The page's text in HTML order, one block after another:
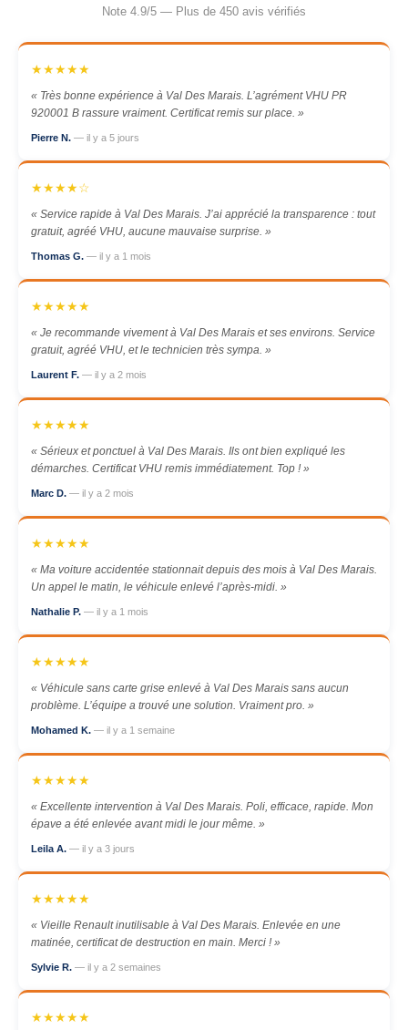
Note 4.9/5 — Plus de 450 avis vérifiés
★★★★★
« Très bonne expérience à Val Des Marais. L’agrément VHU PR
920001 B rassure vraiment. Certificat remis sur place. »
Pierre N. — il y a 5 jours
★★★★☆
« Service rapide à Val Des Marais. J’ai apprécié la transparence : tout
gratuit, agréé VHU, aucune mauvaise surprise. »
Thomas G. — il y a 1 mois
★★★★★
« Je recommande vivement à Val Des Marais et ses environs. Service
gratuit, agréé VHU, et le technicien très sympa. »
Laurent F. — il y a 2 mois
★★★★★
« Sérieux et ponctuel à Val Des Marais. Ils ont bien expliqué les
démarches. Certificat VHU remis immédiatement. Top ! »
Marc D. — il y a 2 mois
★★★★★
« Ma voiture accidentée stationnait depuis des mois à Val Des Marais.
Un appel le matin, le véhicule enlevé l’après-midi. »
Nathalie P. — il y a 1 mois
★★★★★
« Véhicule sans carte grise enlevé à Val Des Marais sans aucun
problème. L’équipe a trouvé une solution. Vraiment pro. »
Mohamed K. — il y a 1 semaine
★★★★★
« Excellente intervention à Val Des Marais. Poli, efficace, rapide. Mon
épave a été enlevée avant midi le jour même. »
Leila A. — il y a 3 jours
★★★★★
« Vieille Renault inutilisable à Val Des Marais. Enlevée en une
matinée, certificat de destruction en main. Merci ! »
Sylvie R. — il y a 2 semaines
★★★★★